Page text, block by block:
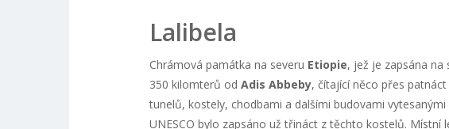
Lalibela
Chrámová památka na severu Etiopie, jež je zapsána na
350 kilomterů od Adis Abbeby, čítající něco přes
tunelů, kostely, chodbami a dalšími budovami
UNESCO bylo zapsáno už třináct z těchto kostelů. Místní